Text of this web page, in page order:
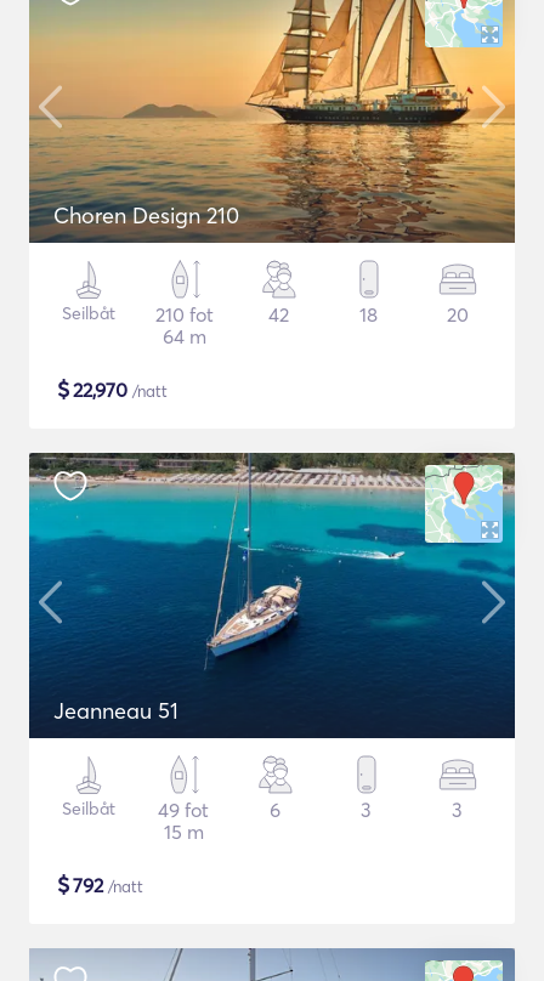
Choren Design 210
Seilbåt
210 fot
64 m
42 18 20
$22,970 /natt
Jeanneau 51
Seilbåt
49 fot
15 m
6 3 3
$792/natt